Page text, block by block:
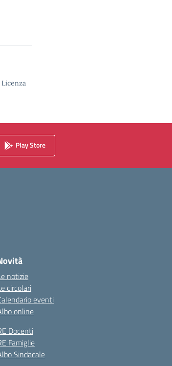
Play Store
notizie
circolari
eventi
online
Docenti
Famiglie
Sindacale